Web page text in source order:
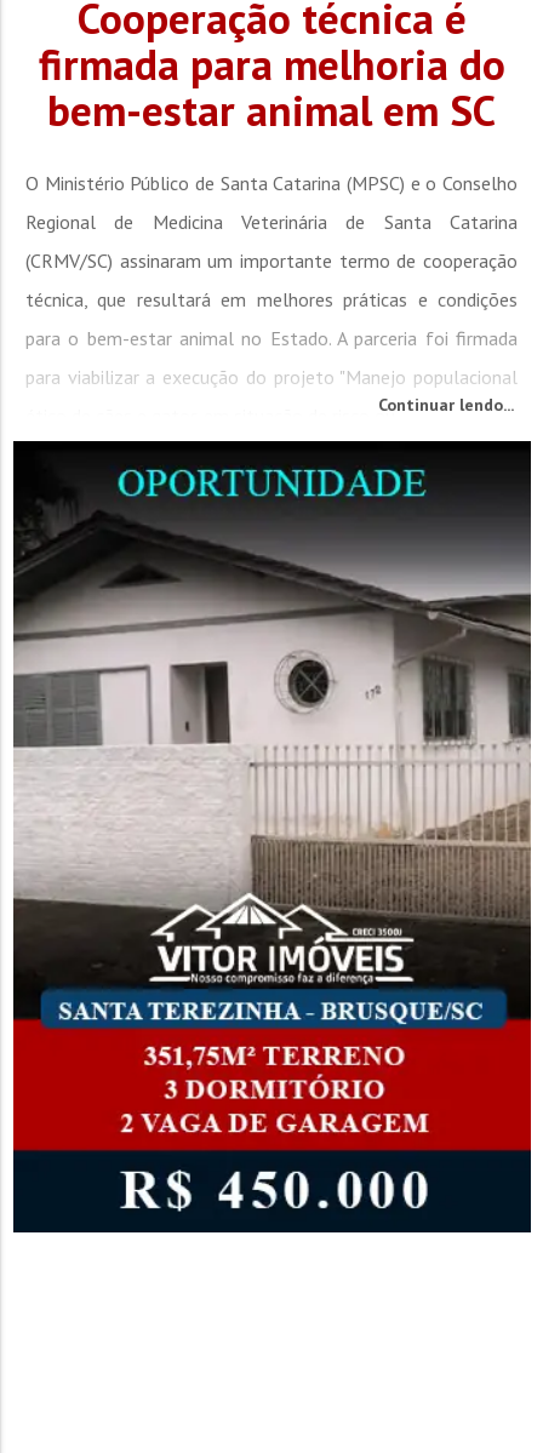
Cooperação técnica é
firmada para melhoria do
bem-estar animal em SC
O Ministério Público de Santa Catarina (MPSC) e o Conselho
Regional de Medicina Veterinária de Santa Catarina
(CRMV/SC) assinaram um importante termo de cooperação
técnica, que resultará em melhores práticas e condições
para o bem-estar animal no Estado. A parceria foi firmada
para viabilizar a execução do projeto "Manejo populacional
ético de cães e gatos em situação de risco ou...Continuar lendo...